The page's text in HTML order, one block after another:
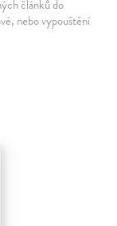
článků do
nebo vypouštění